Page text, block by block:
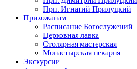
Прп. Игнатий Прилуцкий
Прихожанам
Расписание Богослужений
Церковная лавка
Столярная мастерская
Монастырская пекарня
Экскурсии